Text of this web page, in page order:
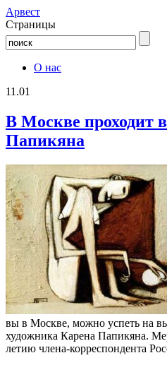
Aрвест
Страницы
О нас
11.01
В Москве проходит
Папикяна
вы в Москве, можно успеть на
художника Карена Папикяна.
летию члена-корреспондента